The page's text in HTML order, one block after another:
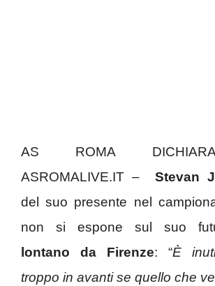
AS ROMA
ASROMALIVE.IT – Stevan
del suo presente nel
non si espone sul suo
lontano da Firenze: “È
troppo in avanti se quello che